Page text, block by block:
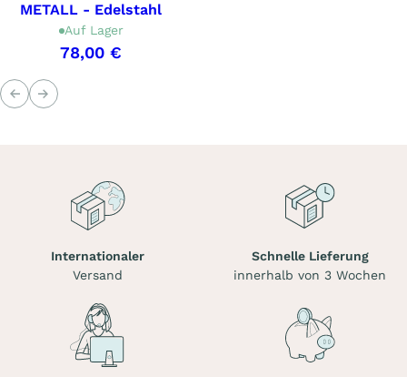
METALL - Edelstahl
Auf Lager
78,00 €
VorigesNächstes
Internationaler
Versand
Schnelle Lieferung
innerhalb von 3 Wochen